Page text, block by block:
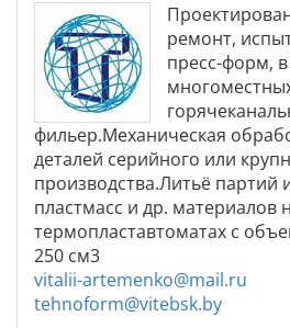
ремонт,
пресс-форм,
фильер.Механическая
деталей серийного или
производства.Литьё партий
пластмасс и др. материалов
термопластавтоматах с
250 см3
vitalii-artemenko@mail.ru
tehnoform@vitebsk.by